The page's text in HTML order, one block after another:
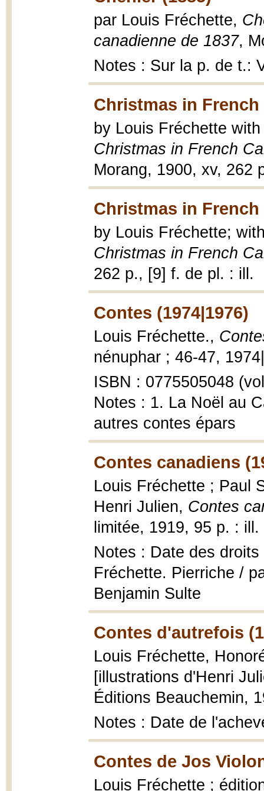
par Louis Fréchette,
canadienne de 1837,
Notes : Sur la p. de t.:
Christmas in French
by Louis Fréchette
Christmas in French
Morang, 1900, xv, 262
Christmas in French
by Louis Fréchette;
Christmas in French
262 p., [9] f. de pl. : ill.
Contes (1974|1976)
Louis Fréchette.,
nénuphar ; 46-47,
ISBN : 0775505048
Notes : 1. La Noël au
autres contes épars
Contes canadiens
Louis Fréchette ; Paul
Henri Julien, Contes
limitée, 1919, 95 p. :
Notes : Date des
Fréchette. Pierriche /
Benjamin Sulte
Contes d'autrefois
Louis Fréchette,
[illustrations d'Henri
Éditions Beauchemin,
Notes : Date de
Contes de Jos
Louis Fréchette ;